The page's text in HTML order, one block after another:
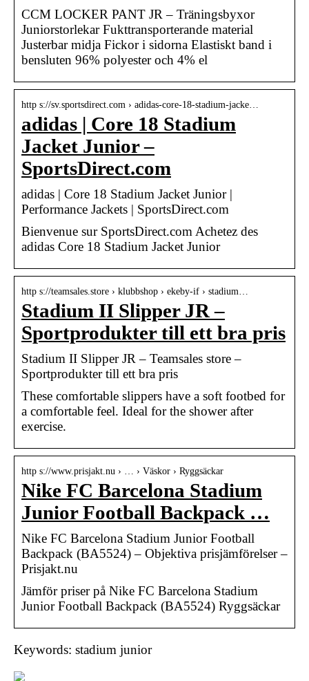
CCM LOCKER PANT JR – Träningsbyxor
Juniorstorlekar Fukttransporterande material
Justerbar midja Fickor i sidorna Elastiskt band i
bensluten 96% polyester och 4% el
http s://sv.sportsdirect.com › adidas-core-18-stadium-jacke…
adidas | Core 18 Stadium
Jacket Junior –
SportsDirect.com
adidas | Core 18 Stadium Jacket Junior |
Performance Jackets | SportsDirect.com
Bienvenue sur SportsDirect.com Achetez des
adidas Core 18 Stadium Jacket Junior
http s://teamsales.store › klubbshop › ekeby-if › stadium…
Stadium II Slipper JR –
Sportprodukter till ett bra pris
Stadium II Slipper JR – Teamsales store –
Sportprodukter till ett bra pris
These comfortable slippers have a soft footbed for
a comfortable feel. Ideal for the shower after
exercise.
http s://www.prisjakt.nu › … › Väskor › Ryggsäckar
Nike FC Barcelona Stadium
Junior Football Backpack …
Nike FC Barcelona Stadium Junior Football
Backpack (BA5524) – Objektiva prisjämförelser –
Prisjakt.nu
Jämför priser på Nike FC Barcelona Stadium
Junior Football Backpack (BA5524) Ryggsäckar
Keywords: stadium junior